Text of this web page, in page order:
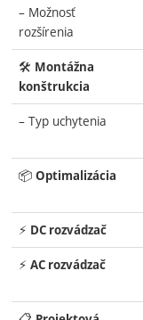
– Možnosť
rozšírenia
🛠️ Montážna
konštrukcia
– Typ uchytenia
📦Optimalizácia
⚡ DC rozvádzač
⚡AC rozvádzač